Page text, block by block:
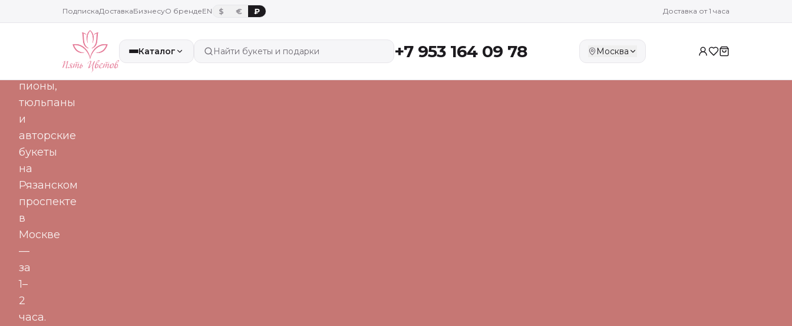
ПодпискаДоставкаБизнесуО брендеEN $ € ₽ Доставка от 1 часа
Каталог Найти букеты и подарки +7 953 164 09 78 Москва
часа
пионы,
тюльпаны
и
авторские
букеты
на
Рязанском
проспекте
в
Москве
—
за
1–
2
часа.